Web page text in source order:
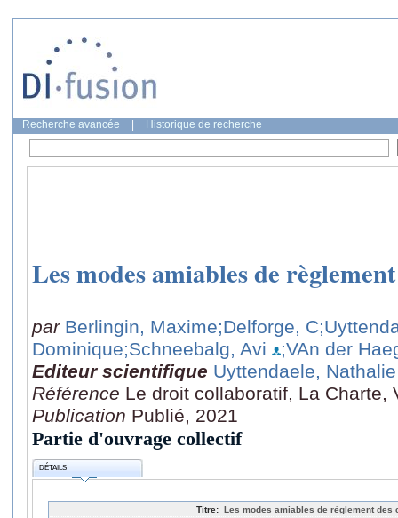
Recherche avancée Historique de recherche
Les modes amiables de
par Berlingin, Maxime;Delforge, C
Dominique;Schneebalg, Avi
;VAn der
Editeur scientifique Uyttendaele, Nathalie
Référence Le droit collaboratif, La Charte,
Publication Publié, 2021
Partie d'ouvrage collectif
DÉTAILS
Titre: Les modes amiables de règlement des